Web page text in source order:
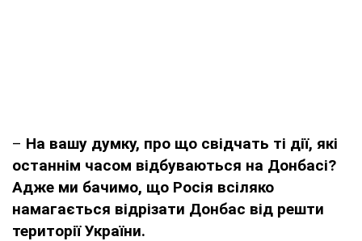
– На вашу думку, про що свідчать ті дії, які
останнім часом відбуваються на Донбасі?
Адже ми бачимо, що Росія всіляко
намагається відрізати Донбас від решти
території України.